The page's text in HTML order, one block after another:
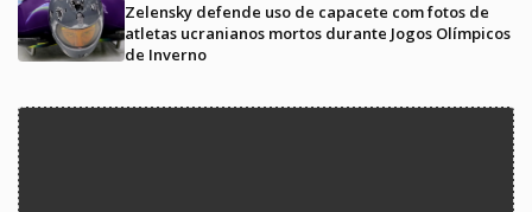
Zelensky defende uso de capacete com fotos de
atletas ucranianos mortos durante Jogos Olímpicos
de Inverno